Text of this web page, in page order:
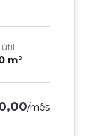
útil
m²
/mês